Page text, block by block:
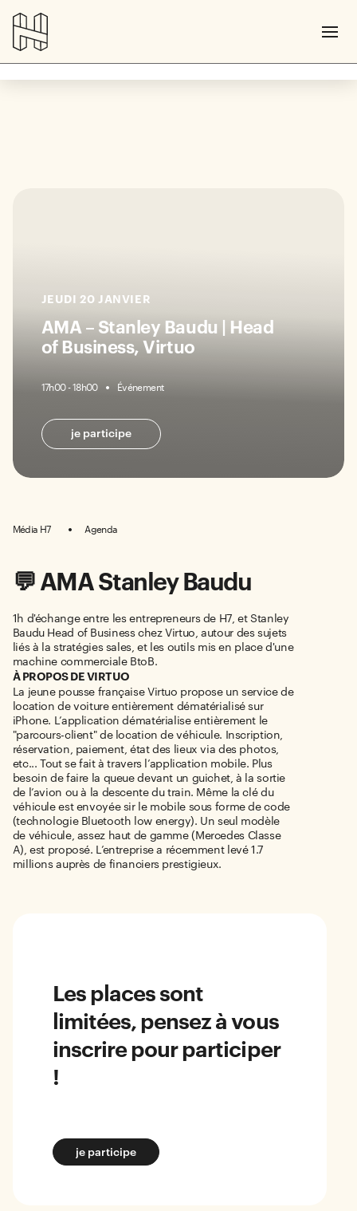
JEUDI 20 JANVIER
AMA – Stanley Baudu | Head
of Business, Virtuo
17h00 - 18h00 Événement
je participe
Média H7 Agenda
💬 AMA Stanley Baudu
1h d'échange entre les entrepreneurs de H7, et Stanley
Baudu Head of Business chez Virtuo, autour des sujets
liés à la stratégies sales, et les outils mis en place d'une
machine commerciale BtoB.
À PROPOS DE VIRTUO
La jeune pousse française Virtuo propose un service de
location de voiture entièrement dématérialisé sur
iPhone. L’application dématérialise entièrement le
"parcours-client" de location de véhicule. Inscription,
réservation, paiement, état des lieux via des photos,
etc... Tout se fait à travers l’application mobile. Plus
besoin de faire la queue devant un guichet, à la sortie
de l’avion ou à la descente du train. Même la clé du
véhicule est envoyée sir le mobile sous forme de code
(technologie Bluetooth low energy). Un seul modèle
de véhicule, assez haut de gamme (Mercedes Classe
A), est proposé. L’entreprise a récemment levé 1.7
millions auprès de financiers prestigieux.
Les places sont
limitées, pensez à vous
inscrire pour participer
!
je participe